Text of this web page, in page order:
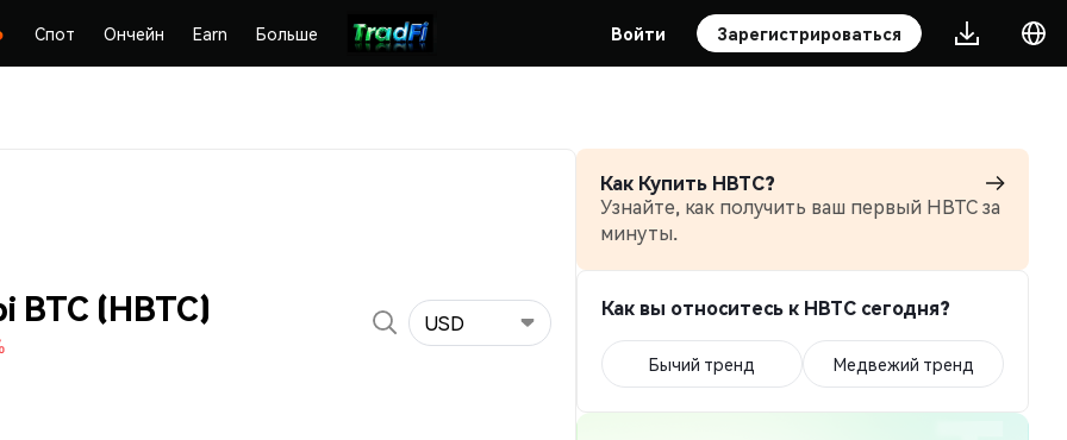
Спот Ончейн Earn Больше Войти Зарегистрироваться
BTC (HBTC) USD
Как Купить HBTC?
Узнайте, как получить ваш первый HBTC за
минуты.
Как вы относитесь к HBTC сегодня?
Бычий тренд Медвежий тренд